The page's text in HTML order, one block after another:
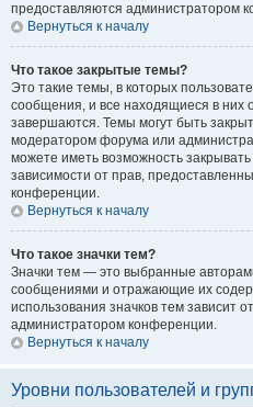
предоставляются администратором
Вернуться к началу
Что такое закрытые темы?
Это такие темы, в которых
сообщения, и все находящиеся в них
завершаются. Темы могут быть
модератором форума или
можете иметь возможность
зависимости от прав,
конференции.
Вернуться к началу
Что такое значки тем?
Значки тем — это выбранные
сообщениями и отражающие их
использования значков тем зависит
администратором конференции.
Вернуться к началу
Уровни пользователей и